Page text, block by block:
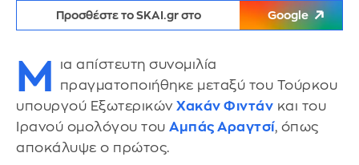
Προσθέστε το SKAI.gr στο Google
Μ
ια απίστευτη συνομιλία
πραγματοποιήθηκε μεταξύ του Τούρκου
υπουργού Εξωτερικών Χακάν Φιντάν και του
Ιρανού ομολόγου του Αμπάς Αραγτσί, όπως
αποκάλυψε ο πρώτος.